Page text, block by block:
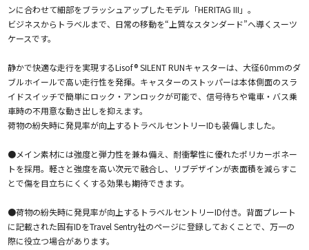
ンに合わせて細部をブラッシュアップしたモデル「HERITAG III」。
ビジネスからトラベルまで、日常の移動を“上質なスタンダード”へ導くスーツ
ケースです。
静かで快適な走行を実現するLisof® SILENT RUNキャスターは、大径60mmのダ
ブルホイールで高い走行性を発揮。キャスターのストッパーは本体側面のスラ
イドスイッチで簡単にロック・アンロックが可能で、信号待ちや電車・バス乗
車時の不用意な動き出しを抑えます。
荷物の紛失時に発見率が向上するトラベルセントリーIDも装備しました。
●メイン素材には強度と弾力性を兼ね備え、耐衝撃性に優れたポリカーボネー
トを採用。軽さと強度を高い次元で融合し、リブデザインが表面積を減らすこ
とで傷を目立ちにくくする効果も期待できます。
●荷物の紛失時に発見率が向上するトラベルセントリーID付き。背面プレート
に記載された固有IDをTravel Sentry社のページに登録しておくことで、万一の
際に役立つ場合があります。